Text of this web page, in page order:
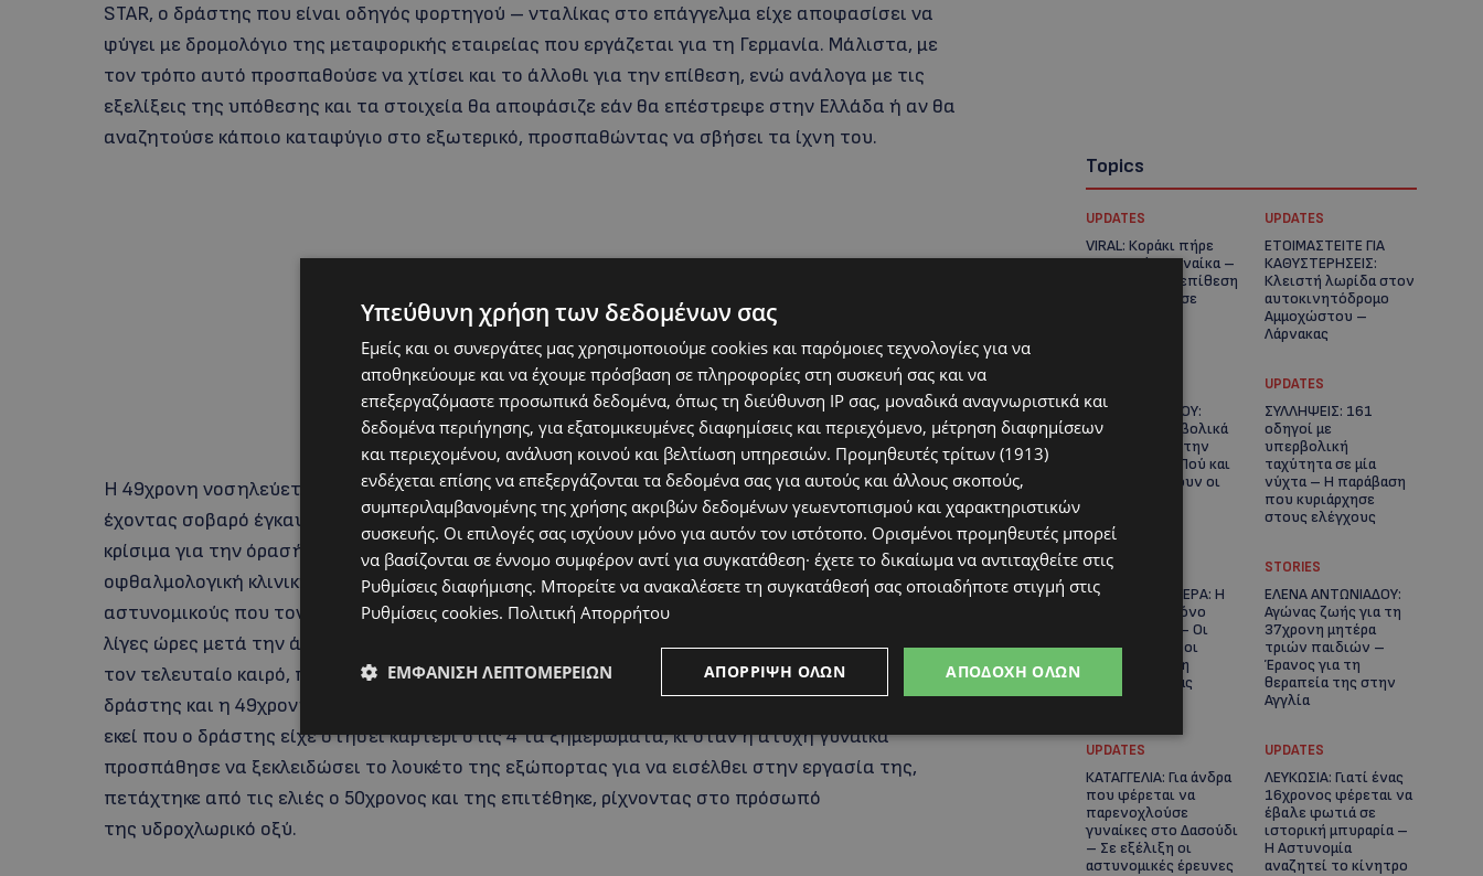
STAR, ο δράστης που είναι οδηγός φορτηγού – νταλίκας στο επάγγελμα είχε αποφασίσει να
φύγει με δρομολόγιο της μεταφορικής εταιρείας που εργάζεται για τη Γερμανία. Μάλιστα, με
τον τρόπο αυτό προσπαθούσε να χτίσει και το άλλοθι για την επίθεση, ενώ ανάλογα με τις
εξελίξεις της υπόθεσης και τα στοιχεία θα αποφάσιζε εάν θα επέστρεφε στην Ελλάδα ή αν θα
αναζητούσε κάποιο καταφύγιο στο εξωτερικό, προσπαθώντας να σβήσει τα ίχνη του.
Η 49χρονη νοσηλεύεται στην Οφθαλμολογική κλινική στο Γενικό Νοσοκομείο Καλαμάτας,
έχοντας σοβαρό έγκαυμα στο δεξί της μάτι και τα επόμενα εικοσιτετράωρα είναι απολύτως
κρίσιμα για την όρασή της και ίσως κριθεί σκόπιμο να μεταφερθεί σε εξειδικευμένη
οφθαλμολογική κλινική της Αθήνας. Ο 50χρονος φέρεται να ομολόγησε την πράξη του στους
αστυνομικούς που τον συνέλαβαν στο Νοσοκομείο όταν πήγε να επισκεφτεί την άτυχη Χ.Ν.
λίγες ώρες μετά την άνανδρη επίθεση που της προκάλεσε. Όπως προκύπτει από το ρεπορτάζ,
τον τελευταίο καιρό, παρά το γεγονός πως είχαν χωρίσει, ζούσαν στο ίδιο σπίτι θύμα και
δράστης και η 49χρονη δούλευε σε μεγάλο καθαριστήριο στην Ανάληψη του Δήμου Μεσσήνης,
εκεί που ο δράστης είχε στήσει καρτέρι στις 4 τα ξημερώματα, κι όταν η άτυχη γυναίκα
προσπάθησε να ξεκλειδώσει το λουκέτο της εξώπορτας για να εισέλθει στην εργασία της,
πετάχτηκε από τις ελιές ο 50χρονος και της επιτέθηκε, ρίχνοντας στο πρόσωπό
της υδροχλωρικό οξύ.
Topics
UPDATES
VIRAL: Κοράκι πήρε
στο κυνήγι γυναίκα –
Η απρόσμενη επίθεση
καταγράφηκε σε
UPDATES
ΕΤΟΙΜΑΣΤΕΙΤΕ ΓΙΑ
ΚΑΘΥΣΤΕΡΗΣΕΙΣ:
Κλειστή λωρίδα στον
αυτοκινητόδρομο
Αμμοχώστου –
Λάρνακας
ΙΣΑΑΚ-ΣΟΛΩΜΟΥ:
Κλείνουν συμβολικά
οδοφράγματα την
Παρασκευή – Πού και
τι ώρα θα γίνουν οι
UPDATES
ΣΥΛΛΗΨΕΙΣ: 161
οδηγοί με
υπερβολική
ταχύτητα σε μία
νύχτα – Η παράβαση
που κυριάρχησε
στους ελέγχους
STORIES
ΓΕΝΕΘΛΙΟΣ ΗΜΕΡΑ: Η
ηλικία είναι μόνο
ένας αριθμός – Οι
άνθρωποι και οι
στιγμές είναι η
πραγματική μας
ιστορία
STORIES
ΕΛΕΝΑ ΑΝΤΩΝΙΑΔΟΥ:
Αγώνας ζωής για τη
37χρονη μητέρα
τριών παιδιών –
Έρανος για τη
θεραπεία της στην
Αγγλία
UPDATES
ΚΑΤΑΓΓΕΛΙΑ: Για άνδρα
που φέρεται να
παρενοχλούσε
γυναίκες στο Δασούδι
– Σε εξέλιξη οι
αστυνομικές έρευνες
UPDATES
ΛΕΥΚΩΣΙΑ: Γιατί ένας
16χρονος φέρεται να
έβαλε φωτιά σε
ιστορική μπυραρία –
Η Αστυνομία
αναζητεί το κίνητρο
Υπεύθυνη χρήση των δεδομένων σας
Εμείς και οι συνεργάτες μας χρησιμοποιούμε cookies και παρόμοιες τεχνολογίες για να
αποθηκεύουμε και να έχουμε πρόσβαση σε πληροφορίες στη συσκευή σας και να
επεξεργαζόμαστε προσωπικά δεδομένα, όπως τη διεύθυνση IP σας, μοναδικά αναγνωριστικά και
δεδομένα περιήγησης, για εξατομικευμένες διαφημίσεις και περιεχόμενο, μέτρηση διαφημίσεων
και περιεχομένου, ανάλυση κοινού και βελτίωση υπηρεσιών. Προμηθευτές τρίτων (1913)
ενδέχεται επίσης να επεξεργάζονται τα δεδομένα σας για αυτούς και άλλους σκοπούς,
συμπεριλαμβανομένης της χρήσης ακριβών δεδομένων γεωεντοπισμού και χαρακτηριστικών
συσκευής. Οι επιλογές σας ισχύουν μόνο για αυτόν τον ιστότοπο. Ορισμένοι προμηθευτές μπορεί
να βασίζονται σε έννομο συμφέρον αντί για συγκατάθεση· έχετε το δικαίωμα να αντιταχθείτε στις
Ρυθμίσεις διαφήμισης. Μπορείτε να ανακαλέσετε τη συγκατάθεσή σας οποιαδήποτε στιγμή στις
Ρυθμίσεις cookies. Πολιτική Απορρήτου
ΑΠΟΔΟΧΉ ΌΛΩΝ
ΑΠΌΡΡΙΨΗ ΌΛΩΝ
ΕΜΦΆΝΙΣΗ ΛΕΠΤΟΜΕΡΕΙΏΝ